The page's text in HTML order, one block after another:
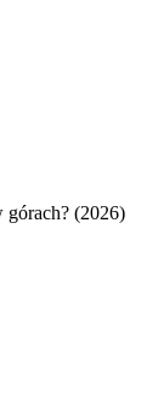
górach? (2026)